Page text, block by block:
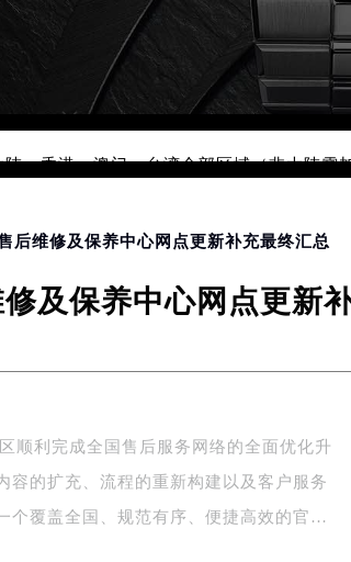
、香港、澳门、台湾全部区域（非大陆需
室（需提前预约）
提前预约）
35层3508室（需提前预约）
需提前预约）
（需提前预约）
后维修及保养中心网点更新补充最终汇总
及保养中心网点更新
顺利完成全国售后服务网络的全面优化升
容的扩充、流程的重新构建以及客户服务
个覆盖全国、规范有序、便捷高效的官